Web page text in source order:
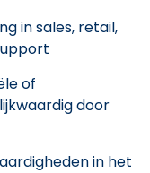
in sales, retail,
of
door
in het